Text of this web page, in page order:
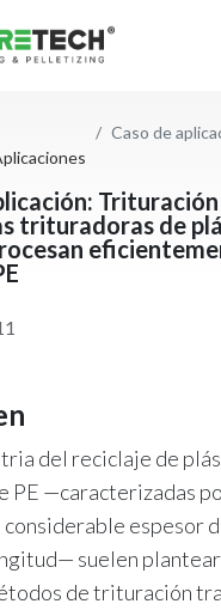
文
язык
Caso de aplicación: Trituración de tuberías de PE — Las
trituradoras de
del reciclaje de
PE —caracterizadas
espesor
suelen
de trituración